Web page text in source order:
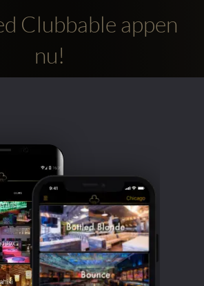
Clubbable appen
nu!